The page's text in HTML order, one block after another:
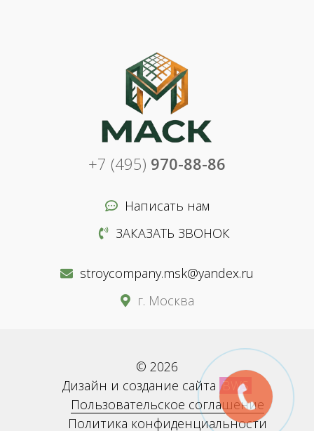
+7 (495) 970-88-86
Написать нам
ЗАКАЗАТЬ ЗВОНОК
stroycompany.msk@yandex.ru
г. Москва
© 2026
Дизайн и создание сайта BWS
Пользовательское соглашение
Политика конфиденциальности